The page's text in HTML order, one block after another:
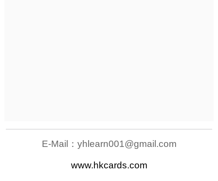
E-Mail： yhlearn001@gmail.com
www.hkcards.com